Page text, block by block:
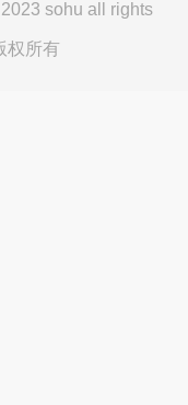
sohu all rights
权所有